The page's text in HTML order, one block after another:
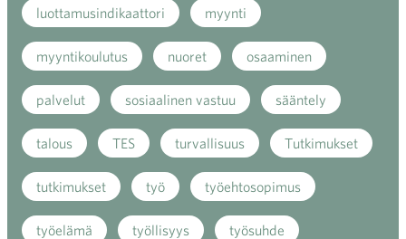
luottamusindikaattori myynti
myyntikoulutus nuoret osaaminen
palvelut sosiaalinen vastuu sääntely
talous TES turvallisuus Tutkimukset
tutkimukset työ työehtosopimus
työelämä työllisyys työsuhde